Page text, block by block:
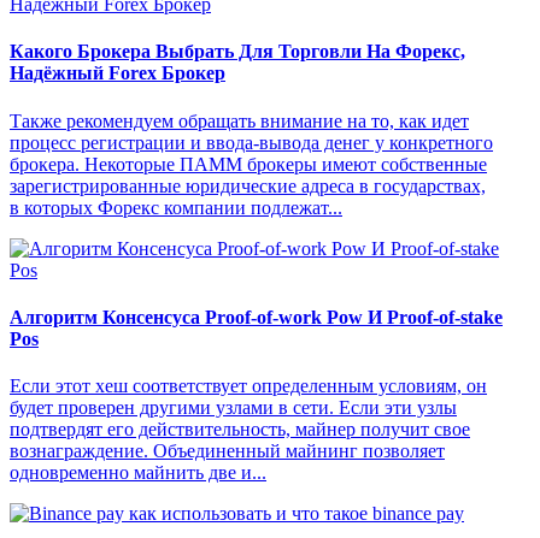
Какого Брокера Выбрать Для Торговли На Форекс,
Надёжный Forex Брокер
Также рекомендуем обращать внимание на то, как идет
процесс регистрации и ввода-вывода денег у конкретного
брокера. Некоторые ПАММ брокеры имеют собственные
зарегистрированные юридические адреса в государствах,
в которых Форекс компании подлежат...
Алгоритм Консенсуса Proof-of-work Pow И Proof-of-stake
Pos
Если этот хеш соответствует определенным условиям, он
будет проверен другими узлами в сети. Если эти узлы
подтвердят его действительность, майнер получит свое
вознаграждение. Объединенный майнинг позволяет
одновременно майнить две и...